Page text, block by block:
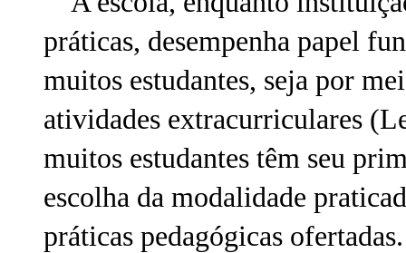
práticas, desempenha papel
muitos estudantes, seja por
atividades extracurriculares
muitos estudantes têm seu
escolha da modalidade
práticas pedagógicas